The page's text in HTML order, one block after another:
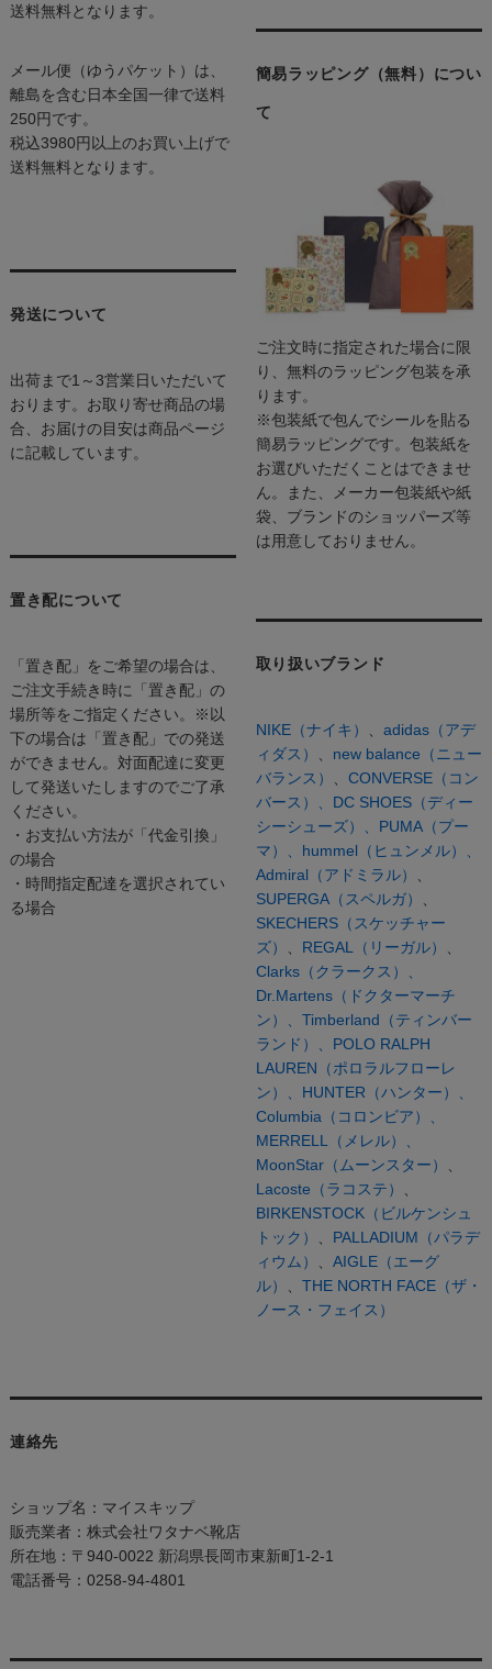
送料無料となります。
メール便（ゆうパケット）は、
離島を含む日本全国一律で送料
250円です。
税込3980円以上のお買い上げで
送料無料となります。
発送について
出荷まで1～3営業日いただいて
おります。お取り寄せ商品の場
合、お届けの目安は商品ページ
に記載しています。
置き配について
「置き配」をご希望の場合は、
ご注文手続き時に「置き配」の
場所等をご指定ください。※以
下の場合は「置き配」での発送
ができません。対面配達に変更
して発送いたしますのでご了承
ください。
・お支払い方法が「代金引換」
の場合
・時間指定配達を選択されてい
る場合
簡易ラッピング（無料）につい
て
ご注文時に指定された場合に限
り、無料のラッピング包装を承
ります。
※包装紙で包んでシールを貼る
簡易ラッピングです。包装紙を
お選びいただくことはできませ
ん。また、メーカー包装紙や紙
袋、ブランドのショッパーズ等
は用意しておりません。
取り扱いブランド
NIKE（ナイキ） 、 adidas（アデ
ィダス）
、 new balance（ニュー
バランス）
、 CONVERSE（コン
バース）、 DC SHOES（ディー
シーシューズ）、 PUMA（プー
マ）、 hummel（ヒュンメル）、
Admiral（アドミラル）
、
SUPERGA（スペルガ）
、
SKECHERS（スケッチャー
ズ）
、 REGAL（リーガル）
、
Clarks（クラークス）、
Dr.Martens（ドクターマーチ
ン）、 Timberland（ティンバー
ランド）、 POLO RALPH
LAUREN（ポロラルフローレ
ン）、 HUNTER（ハンター）、
Columbia（コロンビア）、
MERRELL（メレル）、
MoonStar（ムーンスター）
、
Lacoste（ラコステ）
、
BIRKENSTOCK（ビルケンシュ
トック）
、 PALLADIUM（パラデ
ィウム）
、 AIGLE（エーグ
ル）
、 THE NORTH FACE（ザ・
ノース・フェイス）
連絡先
ショップ名：マイスキップ
販売業者：株式会社ワタナベ靴店
所在地：〒940-0022 新潟県長岡市東新町1-2-1
電話番号：0258-94-4801